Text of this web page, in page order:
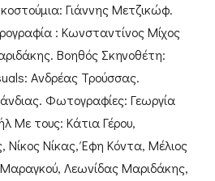
Γιάννης Μετζικώφ.
: Κωνσταντίνος Μίχος
Βοηθός Σκηνοθέτη:
Aνδρέας Τρούσσας.
Φωτογραφίες: Γεωργία
Με τους: Κάτια Γέρου,
Νίκας, Έφη Κόντα, Μέλιος
Λεωνίδας Μαριδάκης,